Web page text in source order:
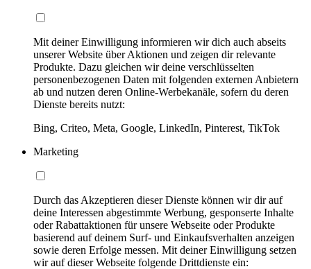
Mit deiner Einwilligung informieren wir dich auch abseits
unserer Website über Aktionen und zeigen dir relevante
Produkte. Dazu gleichen wir deine verschlüsselten
personenbezogenen Daten mit folgenden externen Anbietern
ab und nutzen deren Online-Werbekanäle, sofern du deren
Dienste bereits nutzt:
Bing, Criteo, Meta, Google, LinkedIn, Pinterest, TikTok
Marketing
Durch das Akzeptieren dieser Dienste können wir dir auf
deine Interessen abgestimmte Werbung, gesponserte Inhalte
oder Rabattaktionen für unsere Webseite oder Produkte
basierend auf deinem Surf- und Einkaufsverhalten anzeigen
sowie deren Erfolge messen. Mit deiner Einwilligung setzen
wir auf dieser Webseite folgende Drittdienste ein: